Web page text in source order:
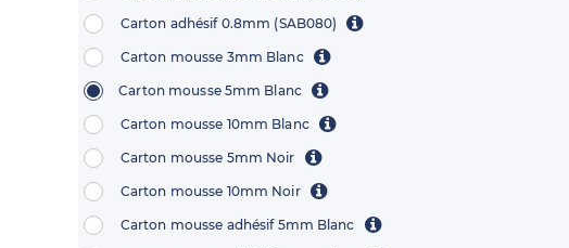
Carton adhésif 0.8mm (SAB080)
Carton mousse 3mm Blanc
Carton mousse 5mm Blanc
Carton mousse 10mm Blanc
Carton mousse 5mm Noir
Carton mousse 10mm Noir
Carton mousse adhésif 5mm Blanc